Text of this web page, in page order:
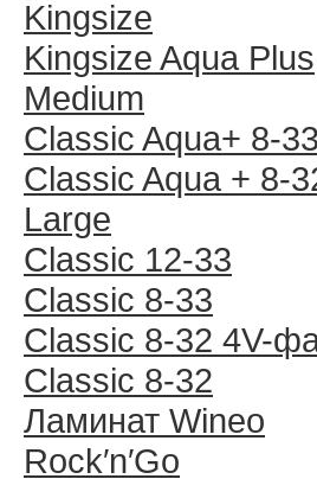
Kingsize
Kingsize Aqua Plus
Medium
Classic Aqua+ 8-33
Classic Aqua + 8-
Large
Classic 12-33
Classic 8-33
Classic 8-32 4V-
Classic 8-32
Ламинат Wineo
Rock′n′Go